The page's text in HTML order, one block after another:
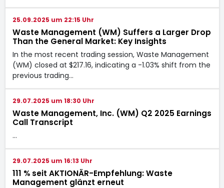
25.09.2025 um 22:15 Uhr
Waste Management (WM) Suffers a Larger Drop
Than the General Market: Key Insights
In the most recent trading session, Waste Management
(WM) closed at $217.16, indicating a -1.03% shift from the
previous trading…
29.07.2025 um 18:30 Uhr
Waste Management, Inc. (WM) Q2 2025 Earnings
Call Transcript
…
29.07.2025 um 16:13 Uhr
111 % seit AKTIONÄR-Empfehlung: Waste
Management glänzt erneut